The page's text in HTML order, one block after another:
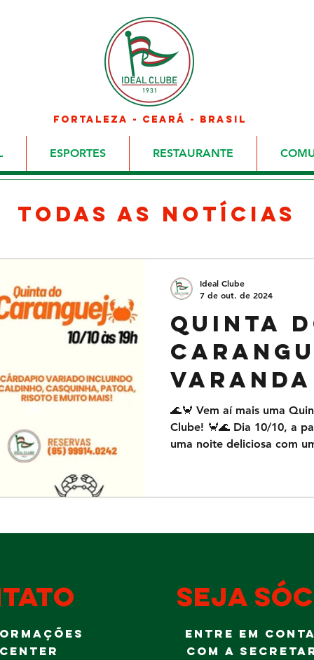
FORTALEZA - CEARÁ - BRASIL
ESPORTES RESTAURANTE
TODAS AS NOTÍCIAS
Quinta
varanda
Ideal
🌊🦀 Vem aí mais uma
Clube! 🦀🌊 Dia 10/10, a
uma noite deliciosa com
Ideal Clube
7 de out. de 2024
seja
ENTRE EM
COM A